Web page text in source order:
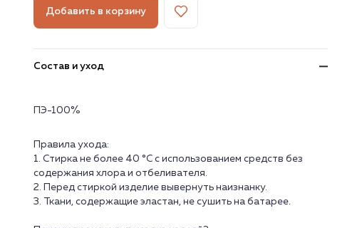
Добавить в корзину
Состав и уход
ПЭ-100%
Правила ухода:
1. Стирка не более 40 °C с использованием средств без
содержания хлора и отбеливателя.
2. Перед стиркой изделие вывернуть наизнанку.
3. Ткани, содержащие эластан, не сушить на батарее.